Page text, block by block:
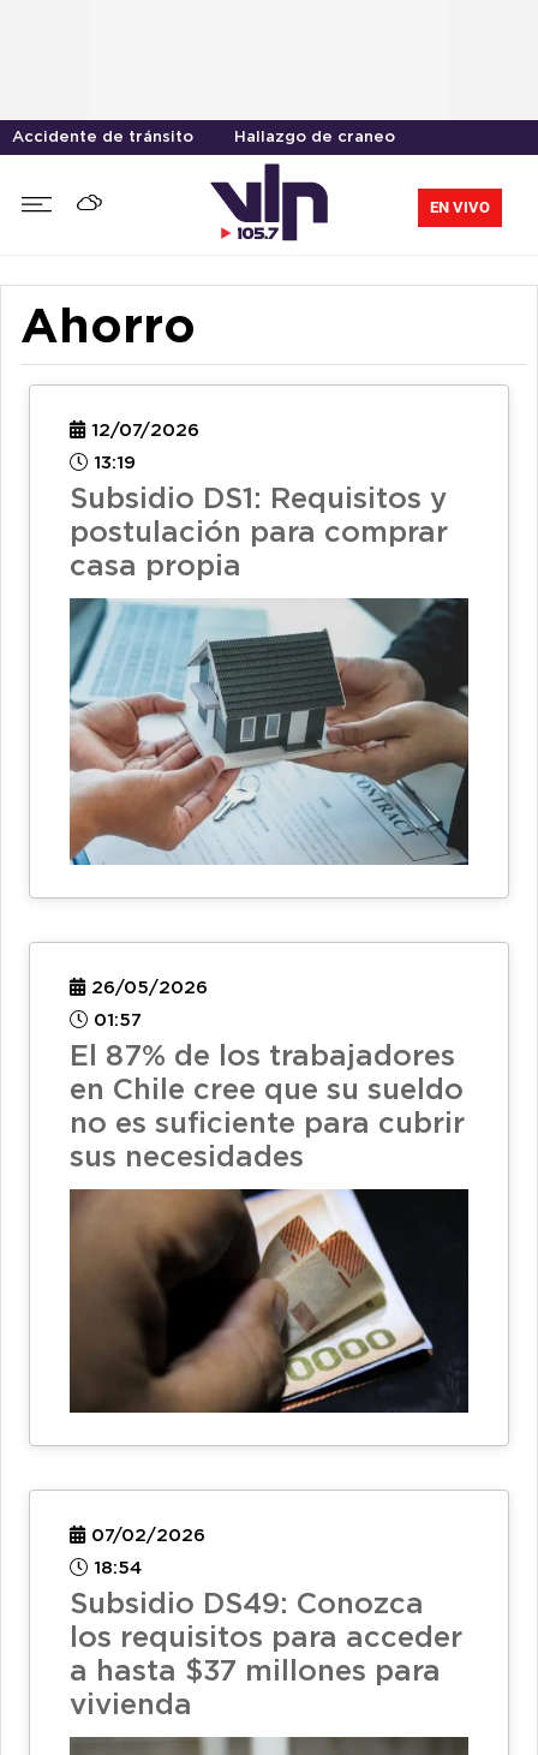
Accidente de tránsito Hallazgo de craneo
EN VIVO
Ahorro
12/07/2026
13:19
Subsidio DS1: Requisitos y
postulación para comprar
casa propia
26/05/2026
01:57
El 87% de los trabajadores
en Chile cree que su sueldo
no es suficiente para cubrir
sus necesidades
07/02/2026
18:54
Subsidio DS49: Conozca
los requisitos para acceder
a hasta $37 millones para
vivienda